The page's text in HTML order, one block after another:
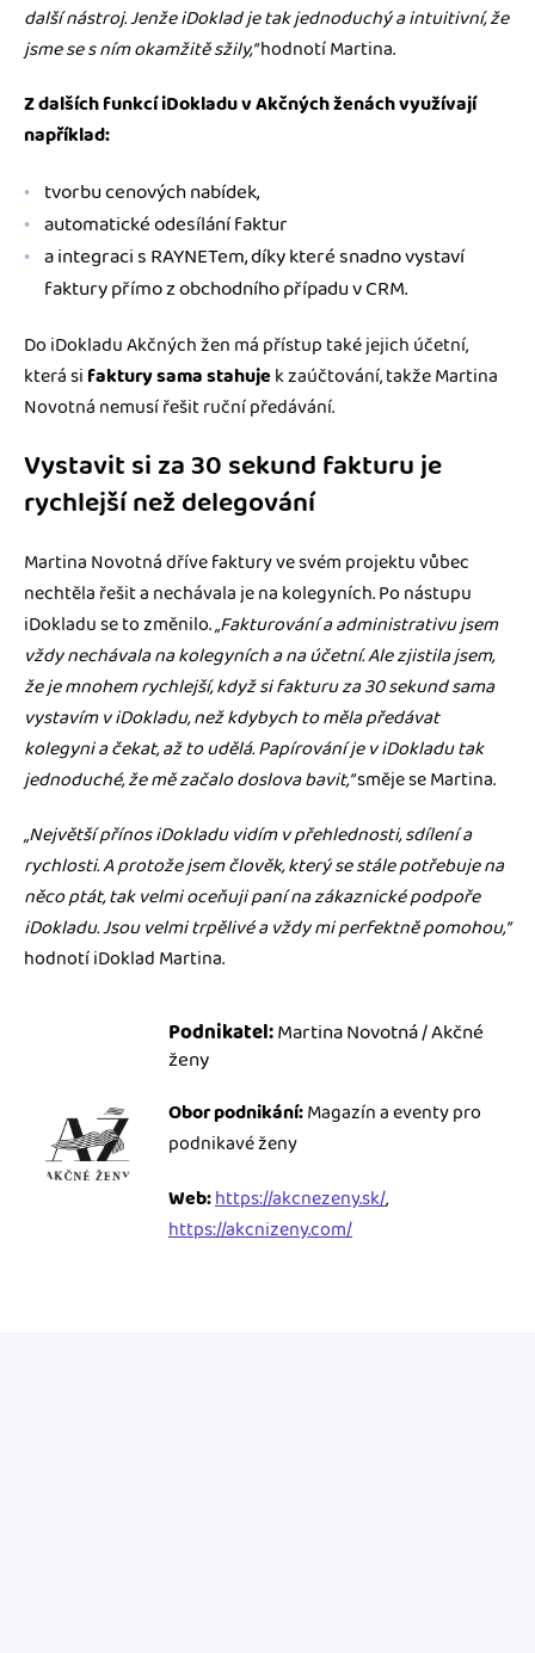
další nástroj. Jenže iDoklad je tak jednoduchý a intuitivní, že
jsme se s ním okamžitě sžily,“hodnotí Martina.
Z dalších funkcí iDokladu v Akčných ženách využívají
například:
tvorbu cenových nabídek,
automatické odesílání faktur
a integraci s RAYNETem, díky které snadno vystaví
faktury přímo z obchodního případu v CRM.
Do iDokladu Akčných žen má přístup také jejich účetní,
která si faktury sama stahujek zaúčtování, takže Martina
Novotná nemusí řešit ruční předávání.
Vystavit si za 30 sekund fakturu je
rychlejší než delegování
Martina Novotná dříve faktury ve svém projektu vůbec
nechtěla řešit a nechávala je na kolegyních. Po nástupu
iDokladu se to změnilo.„Fakturování a administrativu jsem
vždy nechávala na kolegyních a na účetní. Ale zjistila jsem,
že je mnohem rychlejší, když si fakturu za 30 sekund sama
vystavím v iDokladu, než kdybych to měla předávat
kolegyni a čekat, až to udělá. Papírování je v iDokladu tak
jednoduché, že mě začalo doslova bavit,“směje se Martina.
„Největší přínos iDokladu vidím v přehlednosti, sdílení a
rychlosti. A protože jsem člověk, který se stále potřebuje na
něco ptát, tak velmi oceňuji paní na zákaznické podpoře
iDokladu. Jsou velmi trpělivé a vždy mi perfektně pomohou,“
hodnotí iDoklad Martina.
Podnikatel:Martina Novotná / Akčné
ženy
Obor podnikání:Magazín a eventy pro
podnikavé ženy
Web:https://akcnezeny.sk/,
https://akcnizeny.com/